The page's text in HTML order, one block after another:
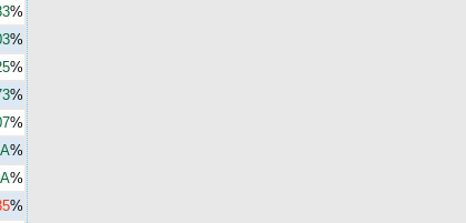
%
%
%
%
%
%
%
%